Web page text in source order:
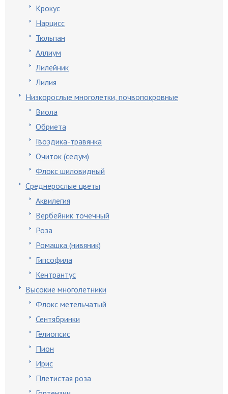
Крокус
Нарцисс
Тюльпан
Аллиум
Лилейник
Лилия
Низкорослые многолетки, почвопокровные
Виола
Обриета
Гвоздика-травянка
Очиток (седум)
Флокс шиловидный
Среднерослые цветы
Аквилегия
Вербейник точечный
Роза
Ромашка (нивяник)
Гипсофила
Кентрантус
Высокие многолетники
Флокс метельчатый
Сентябринки
Гелиопсис
Пион
Ирис
Плетистая роза